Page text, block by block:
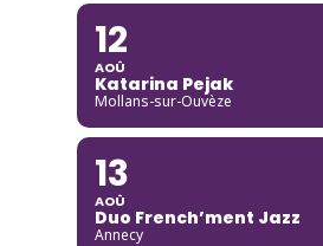
12
AOÛ
Katarina Pejak
Mollans-sur-Ouvèze
13
AOÛ
Duo French’ment Jazz
Annecy